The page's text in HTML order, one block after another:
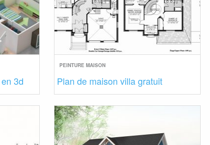
3d
PEINTURE MAISON
Plan de maison villa gratuit